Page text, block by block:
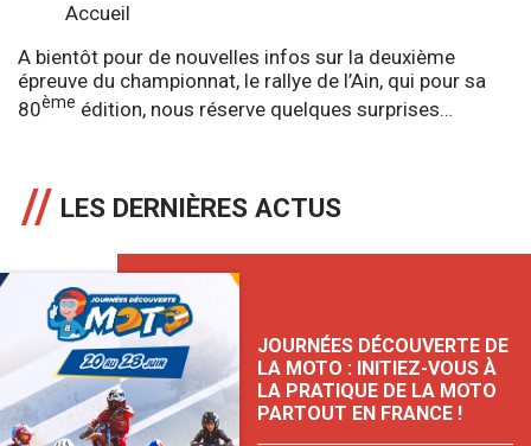
Accueil
A bientôt pour de nouvelles infos sur la deuxième
épreuve du championnat, le rallye de l’Ain, qui pour sa
80ème édition, nous réserve quelques surprises…
LES DERNIÈRES ACTUS
JOURNÉES DÉCOUVERTE DE
LA MOTO : INITIEZ-VOUS À
LA PRATIQUE DE LA MOTO
PARTOUT EN FRANCE !